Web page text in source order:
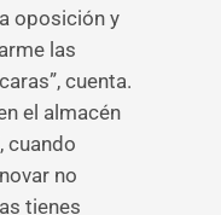
oposición y
las
cuenta.
el almacén
cuando
no
tienes